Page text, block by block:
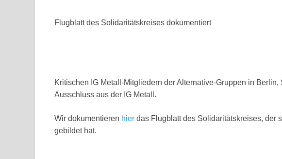
Flugblatt des Solidaritätskreises dokumentiert
Kritischen IG Metall-Mitgliedern der Alternative-Gruppen in
Ausschluss aus der IG Metall.
Wir dokumentieren hier das Flugblatt des Solidaritätskreises, der
gebildet hat.